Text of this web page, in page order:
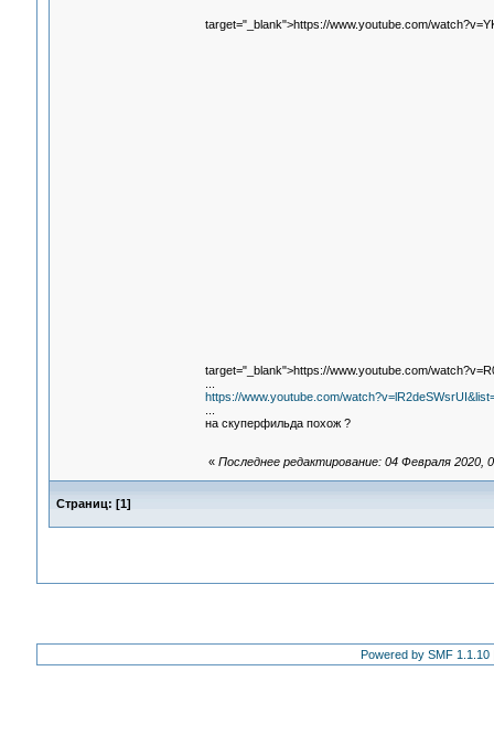
target="_blank">https://www.youtube.com/
target="_blank">https://www.youtube.com/
https://www.youtube.com/
на скуперфильда похож ?
« Последнее редактирование: 04 Февраля 2020,
Страниц: [1]
Powered by SMF 1.1.10